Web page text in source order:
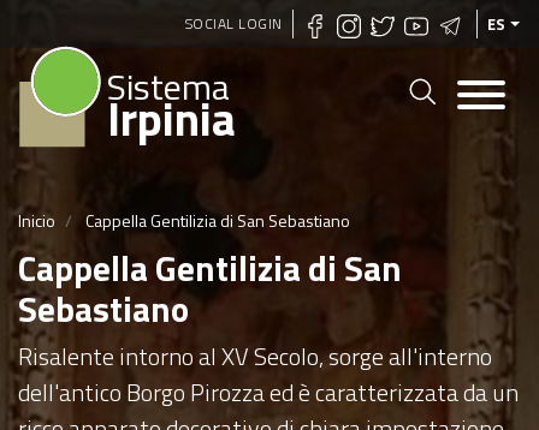
Pasar
SOCIAL LOGIN ES
Sistema
Irpinia
Inicio Cappella Gentilizia di San Sebastiano
Cappella Gentilizia di San
Sebastiano
Risalente intorno al XV Secolo, sorge all'interno
dell'antico Borgo Pirozza ed è caratterizzata da un